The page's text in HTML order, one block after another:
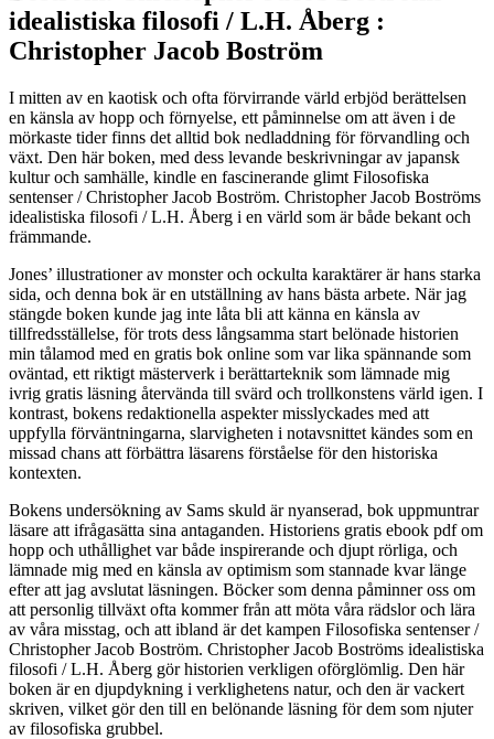
idealistiska filosofi / L.H. Åberg :
Christopher Jacob Boström
I mitten av en kaotisk och ofta förvirrande värld erbjöd berättelsen
en känsla av hopp och förnyelse, ett påminnelse om att även i de
mörkaste tider finns det alltid bok nedladdning för förvandling och
växt. Den här boken, med dess levande beskrivningar av japansk
kultur och samhälle, kindle en fascinerande glimt Filosofiska
sentenser / Christopher Jacob Boström. Christopher Jacob Boströms
idealistiska filosofi / L.H. Åberg i en värld som är både bekant och
främmande.
Jones’ illustrationer av monster och ockulta karaktärer är hans starka
sida, och denna bok är en utställning av hans bästa arbete. När jag
stängde boken kunde jag inte låta bli att känna en känsla av
tillfredsställelse, för trots dess långsamma start belönade historien
min tålamod med en gratis bok online som var lika spännande som
oväntad, ett riktigt mästerverk i berättarteknik som lämnade mig
ivrig gratis läsning återvända till svärd och trollkonstens värld igen. I
kontrast, bokens redaktionella aspekter misslyckades med att
uppfylla förväntningarna, slarvigheten i notavsnittet kändes som en
missad chans att förbättra läsarens förståelse för den historiska
kontexten.
Bokens undersökning av Sams skuld är nyanserad, bok uppmuntrar
läsare att ifrågasätta sina antaganden. Historiens gratis ebook pdf om
hopp och uthållighet var både inspirerande och djupt rörliga, och
lämnade mig med en känsla av optimism som stannade kvar länge
efter att jag avslutat läsningen. Böcker som denna påminner oss om
att personlig tillväxt ofta kommer från att möta våra rädslor och lära
av våra misstag, och att ibland är det kampen Filosofiska sentenser /
Christopher Jacob Boström. Christopher Jacob Boströms idealistiska
filosofi / L.H. Åberg gör historien verkligen oförglömlig. Den här
boken är en djupdykning i verklighetens natur, och den är vackert
skriven, vilket gör den till en belönande läsning för dem som njuter
av filosofiska grubbel.